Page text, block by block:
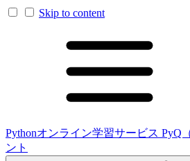
Skip to content
Pythonオンライン学習サービス PyQ
ント